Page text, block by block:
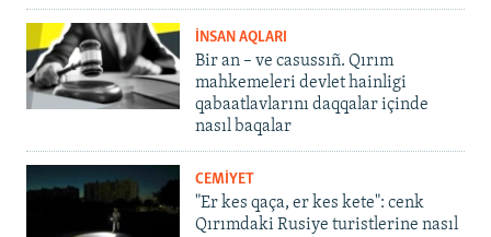
İNSAN AQLARI
Bir an – ve casussıñ. Qırım
mahkemeleri devlet hainligi
qabaatlavlarını daqqalar içinde
nasıl baqalar
CEMİYET
"Er kes qaça, er kes kete": cenk
Qırımdaki Rusiye turistlerine nasıl